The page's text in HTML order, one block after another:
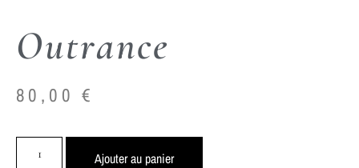
Outrance
80,00€
Ajouter au panier